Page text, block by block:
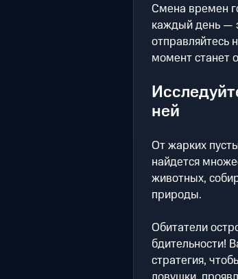
Смена времен
каждый день —
момент станет
ней
От жарких
найдется
животных,
природы.
Обитатели
бдительности!
стратегия,